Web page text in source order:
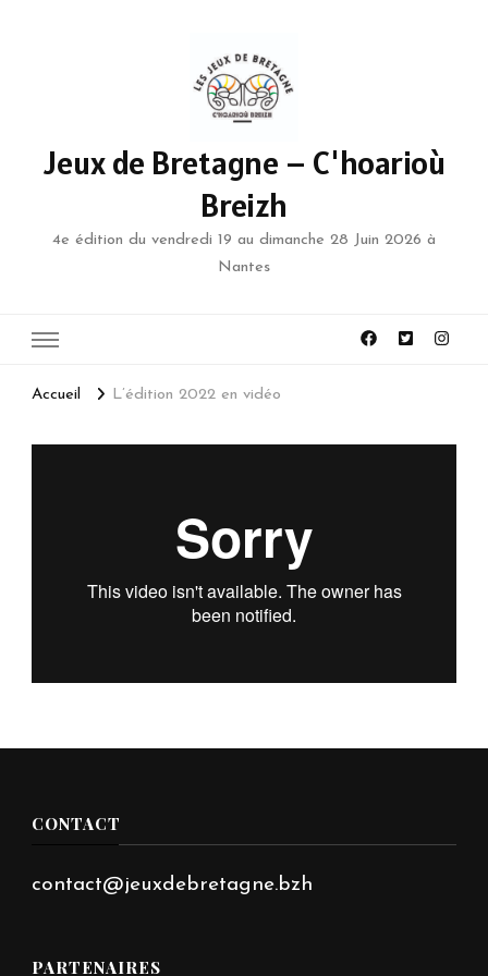
Jeux de Bretagne – C'hoarioù
Breizh
4e édition du vendredi 19 au dimanche 28 Juin 2026 à
Nantes
Accueil L’édition 2022 en vidéo
CONTACT
contact@jeuxdebretagne.bzh
PARTENAIRES